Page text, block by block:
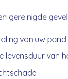
gereinigde
van uw pand
levensduur van